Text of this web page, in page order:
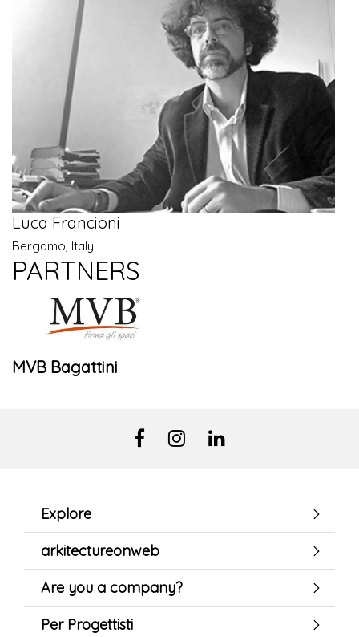
Luca Francioni
Bergamo, Italy
PARTNERS
MVB Bagattini
Explore
arkitectureonweb
Are you a company?
Per Progettisti